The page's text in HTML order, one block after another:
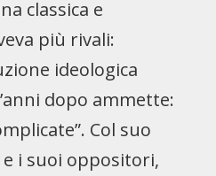
classica e
più rivali:
ideologica
dopo ammette:
Col suo
i suoi oppositori,